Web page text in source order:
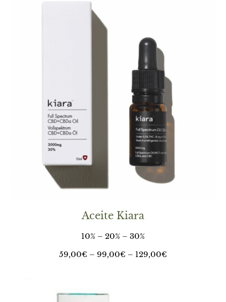
Aceite Kiara
10% – 20% – 30%
59,00€ – 99,00€ – 129,00€